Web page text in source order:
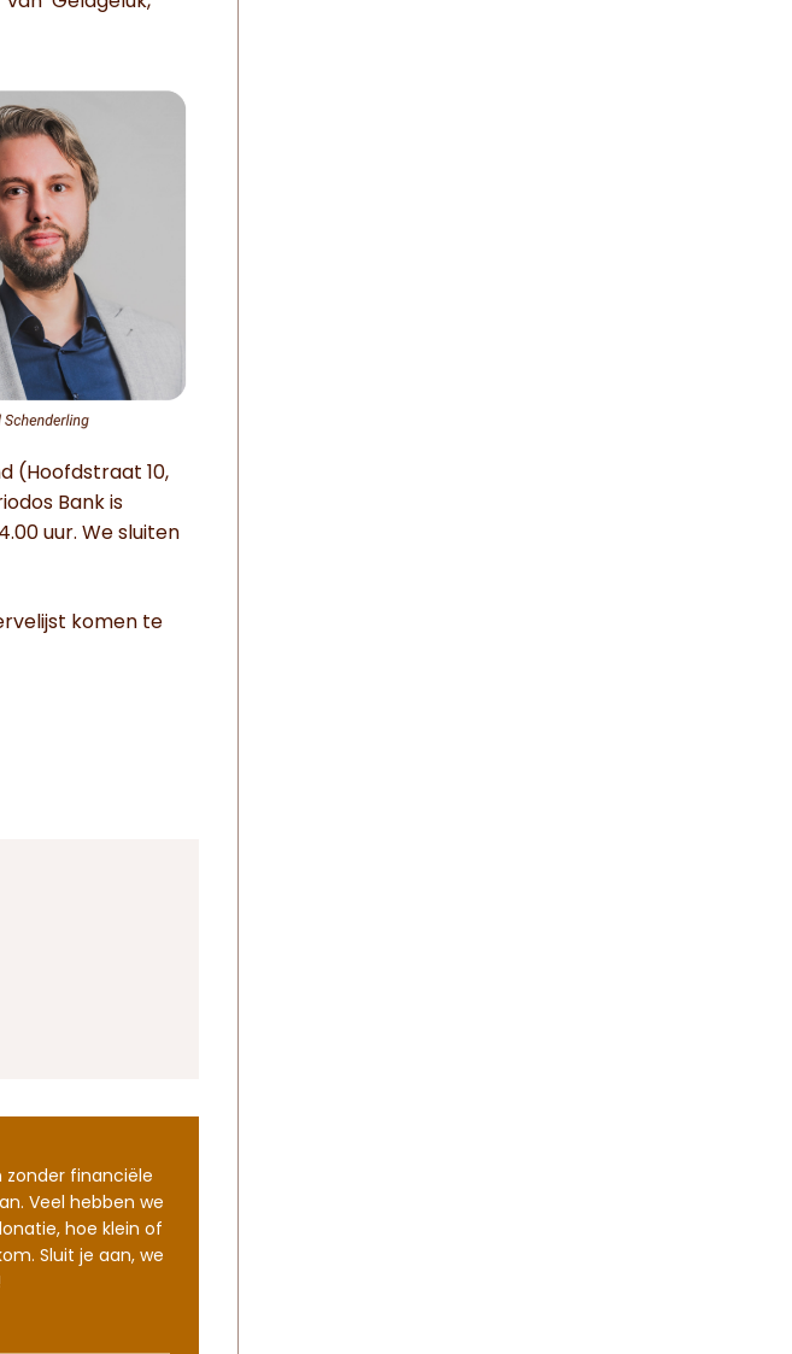
(Hoofdstraat 10,
Bank is
uur. We sluiten
komen te
financiële
Veel hebben we
hoe klein of
Sluit je aan, we